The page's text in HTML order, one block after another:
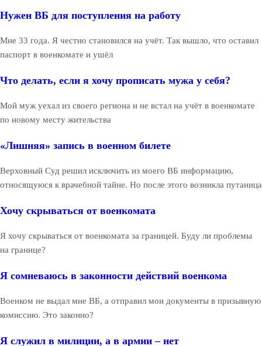
Нужен ВБ для поступления на работу
Мне 33 года. Я честно становился на учёт. Так вышло, что оставил
паспорт в военкомате и ушёл
Что делать, если я хочу прописать мужа у себя?
Мой муж уехал из своего региона и не встал на учёт в военкомате
по новому месту жительства
«Лишняя» запись в военном билете
Верховный Суд решил исключить из моего ВБ информацию,
относящуюся к врачебной тайне. Но после этого возникла путаница
Хочу скрываться от военкомата
Я хочу скрываться от военкомата за границей. Буду ли проблемы
на границе?
Я сомневаюсь в законности действий военкома
Военком не выдал мне ВБ, а отправил мои документы в призывную
комиссию. Это законно?
Я служил в милиции, а в армии – нет